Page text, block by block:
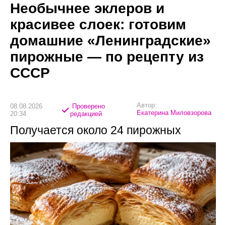
Необычнее эклеров и
красивее слоек: готовим
домашние «Ленинградские»
пирожные — по рецепту из
СССР
08.08.2026
20:34
Проверено
редакцией
Автор:
Екатерина Миловзорова
Получается около 24 пирожных